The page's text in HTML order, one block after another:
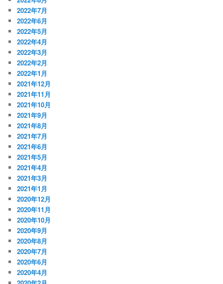
2022年7月
2022年6月
2022年5月
2022年4月
2022年3月
2022年2月
2022年1月
2021年12月
2021年11月
2021年10月
2021年9月
2021年8月
2021年7月
2021年6月
2021年5月
2021年4月
2021年3月
2021年1月
2020年12月
2020年11月
2020年10月
2020年9月
2020年8月
2020年7月
2020年6月
2020年4月